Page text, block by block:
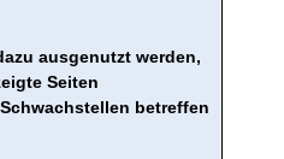
ausgenutzt werden,
Seiten
betreffen